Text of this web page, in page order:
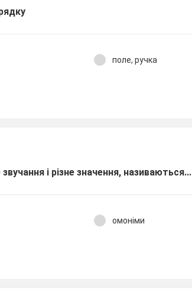
поле, ручка
і різне значення, називаються...
омоніми